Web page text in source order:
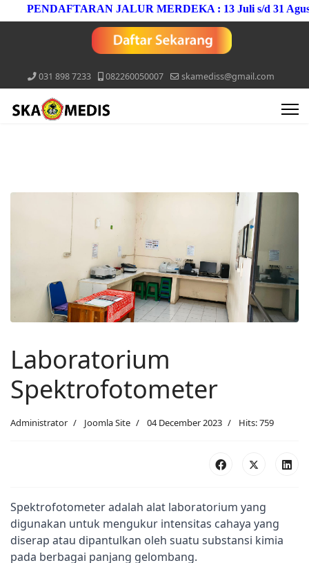
PENDAFTARAN JALUR MERDEKA : 13 Juli s/d 31 Agustus
031 898 7233 082260050007 skamediss@gmail.com
Laboratorium
Spektrofotometer
Administrator Joomla Site 04 December 2023 Hits: 759
Spektrofotometer adalah alat laboratorium yang
digunakan untuk mengukur intensitas cahaya yang
diserap atau dipantulkan oleh suatu substansi kimia
pada berbagai panjang gelombang.